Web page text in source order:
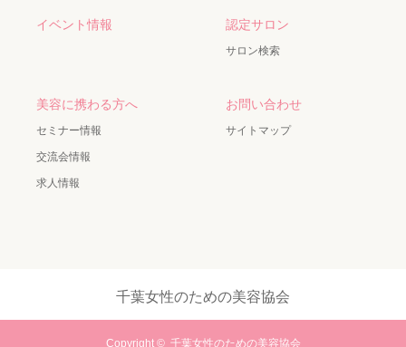
イベント情報 認定サロン
サロン検索
美容に携わる方へ
セミナー情報
交流会情報
求人情報
お問い合わせ
サイトマップ
千葉女性のための美容協会
Copyright © 千葉女性のための美容協会